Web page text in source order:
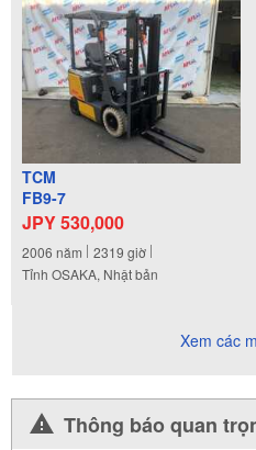
TCM
FB9-7
JPY 530,000
2006 năm 2319 giờ
Tỉnh OSAKA, Nhật bản
Xem các
Thông báo quan